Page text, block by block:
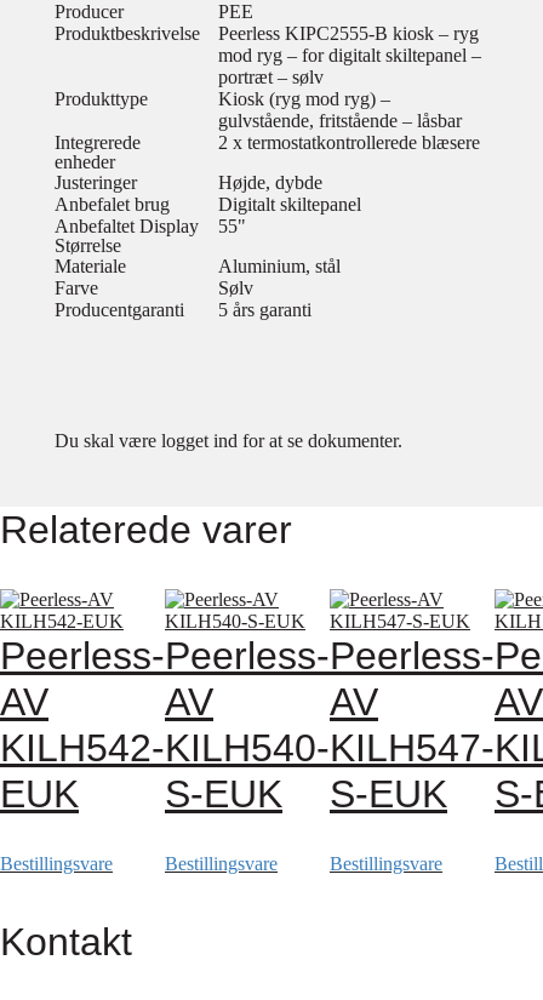
Producer
PEE
Produktbeskrivelse
Peerless KIPC2555-B kiosk – ryg
mod ryg – for digitalt skiltepanel –
portræt – sølv
Produkttype
Kiosk (ryg mod ryg) –
gulvstående, fritstående – låsbar
Integrerede
enheder
2 x termostatkontrollerede blæsere
Justeringer
Højde, dybde
Anbefalet brug
Digitalt skiltepanel
Anbefaltet Display
Størrelse
55"
Materiale
Aluminium, stål
Farve
Sølv
Producentgaranti
5 års garanti
Du skal være logget ind for at se dokumenter.
Relaterede varer
Peerless-
AV
KILH542-
EUK
Bestillingsvare
Peerless-
AV
KILH540-
S-EUK
Bestillingsvare
Peerless-
AV
KILH547-
S-EUK
Bestillingsvare
AV
S-
Kontakt